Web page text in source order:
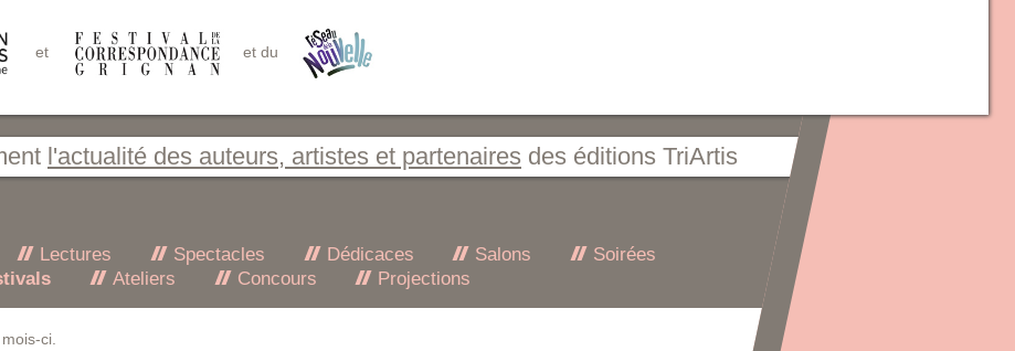
et et du
l'actualité des auteurs, artistes et partenaires des éditions TriArtis
Lectures Spectacles Dédicaces Salons
Soirées
Ateliers Concours Projections
ci.